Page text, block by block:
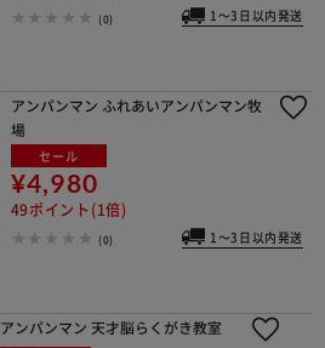
(0) 1～3日以内発送
アンパンマン ふれあいアンパンマン牧
場
セール
¥4,980
49ポイント(1倍)
(0) 1～3日以内発送
アンパンマン 天才脳らくがき教室